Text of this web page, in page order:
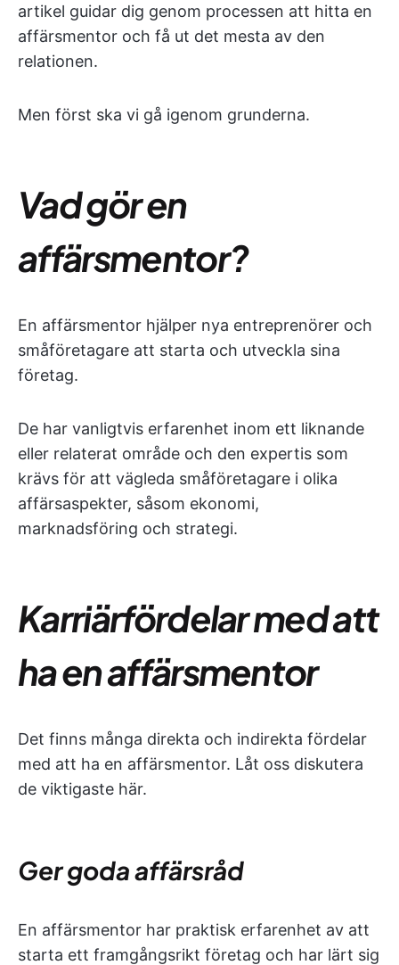
artikel guidar dig genom processen att hitta en
affärsmentor och få ut det mesta av den
relationen.
Men först ska vi gå igenom grunderna.
Vad gör en
affärsmentor?
En affärsmentor hjälper nya entreprenörer och
småföretagare att starta och utveckla sina
företag.
De har vanligtvis erfarenhet inom ett liknande
eller relaterat område och den expertis som
krävs för att vägleda småföretagare i olika
affärsaspekter, såsom ekonomi,
marknadsföring och strategi.
Karriärfördelar med att
ha en affärsmentor
Det finns många direkta och indirekta fördelar
med att ha en affärsmentor. Låt oss diskutera
de viktigaste här.
Ger goda affärsråd
En affärsmentor har praktisk erfarenhet av att
starta ett framgångsrikt företag och har lärt sig